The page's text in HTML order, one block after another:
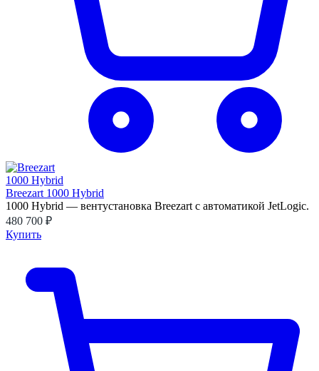
Breezart 1000 Hybrid
1000 Hybrid — вентустановка Breezart с автоматикой JetLogic.
480 700 ₽
Купить